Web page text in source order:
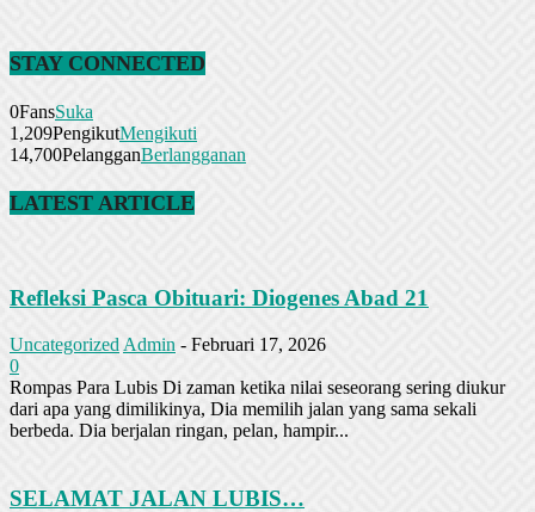
STAY CONNECTED
0FansSuka
1,209PengikutMengikuti
14,700PelangganBerlangganan
LATEST ARTICLE
Refleksi Pasca Obituari: Diogenes Abad 21
Uncategorized Admin - Februari 17, 2026
0
Rompas Para Lubis Di zaman ketika nilai seseorang sering diukur
dari apa yang dimilikinya, Dia memilih jalan yang sama sekali
berbeda. Dia berjalan ringan, pelan, hampir...
SELAMAT JALAN LUBIS…